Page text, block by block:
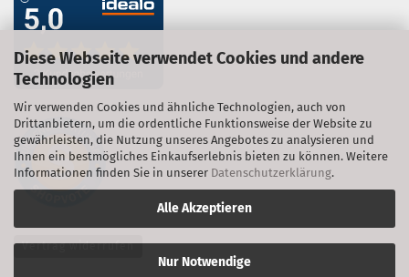
Diese Webseite verwendet Cookies und andere
Technologien
Wir verwenden Cookies und ähnliche Technologien, auch von
Drittanbietern, um die ordentliche Funktionsweise der Website zu
gewährleisten, die Nutzung unseres Angebotes zu analysieren und
Ihnen ein bestmögliches Einkaufserlebnis bieten zu können. Weitere
Informationen finden Sie in unserer Datenschutzerklärung.
Alle Akzeptieren
Nur Notwendige
Vertrag widerrufen